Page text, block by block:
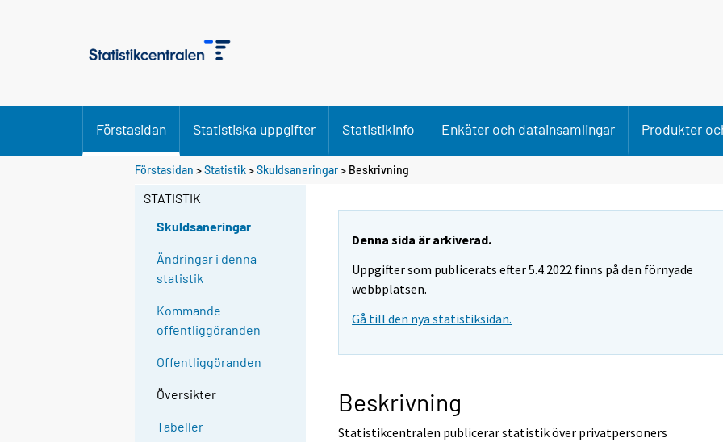
Förstasidan Statistiska uppgifter Statistikinfo Enkäter och datainsamlingar Produkter
Förstasidan >Statistik>Skuldsaneringar> Beskrivning
STATISTIK
Skuldsaneringar
Ändringar i denna
statistik
Kommande
offentliggöranden
Offentliggöranden
Översikter
Tabeller
Denna sida är arkiverad.
Uppgifter som publicerats efter 5.4.2022 finns på den förnyade
webbplatsen.
Gå till den nya statistiksidan.
Beskrivning
Statistikcentralen publicerar statistik över privatpersoners